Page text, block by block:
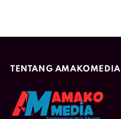
TENTANG AMAKOMEDIA